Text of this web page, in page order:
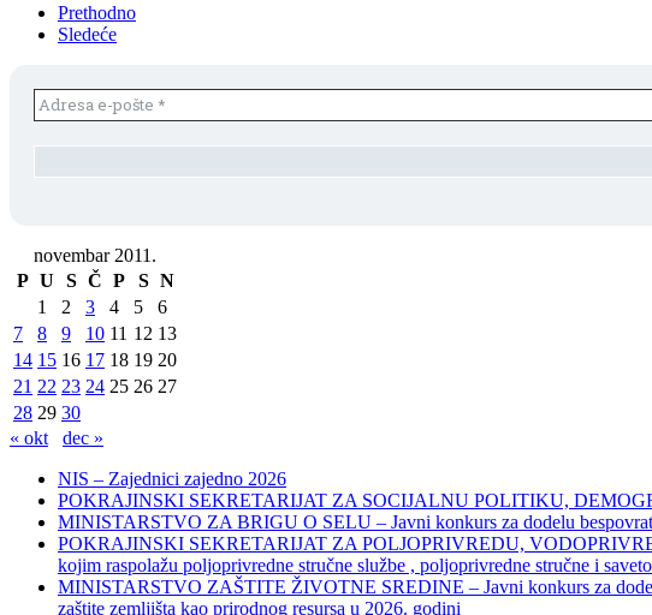
Prethodno
Sledeće
novembar 2011.
P U S Č P S N
1
2 3 4 5
6
7
8 9 10 11 12 13
14 15 16 17 18 19 20
21 22 23 24 25 26 27
28 29 30
« okt
dec »
NIS – Zajednici zajedno 2026
POKRAJINSKI SEKRETARIJAT ZA SOCIJALNU POLITIKU,
MINISTARSTVO ZA BRIGU O SELU – Javni konkurs za dodelu
POKRAJINSKI SEKRETARIJAT ZA POLJOPRIVREDU,
kojim raspolažu poljoprivredne stručne službe , poljoprivredne stručne i
MINISTARSTVO ZAŠTITE ŽIVOTNE SREDINE – Javni konkurs za
zaštite zemljišta kao prirodnog resursa u 2026. godini